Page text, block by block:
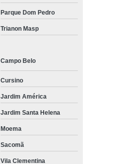
Parque Dom Pedro
Trianon Masp
Campo Belo
Cursino
Jardim América
Jardim Santa Helena
Moema
Sacomã
Vila Clementina